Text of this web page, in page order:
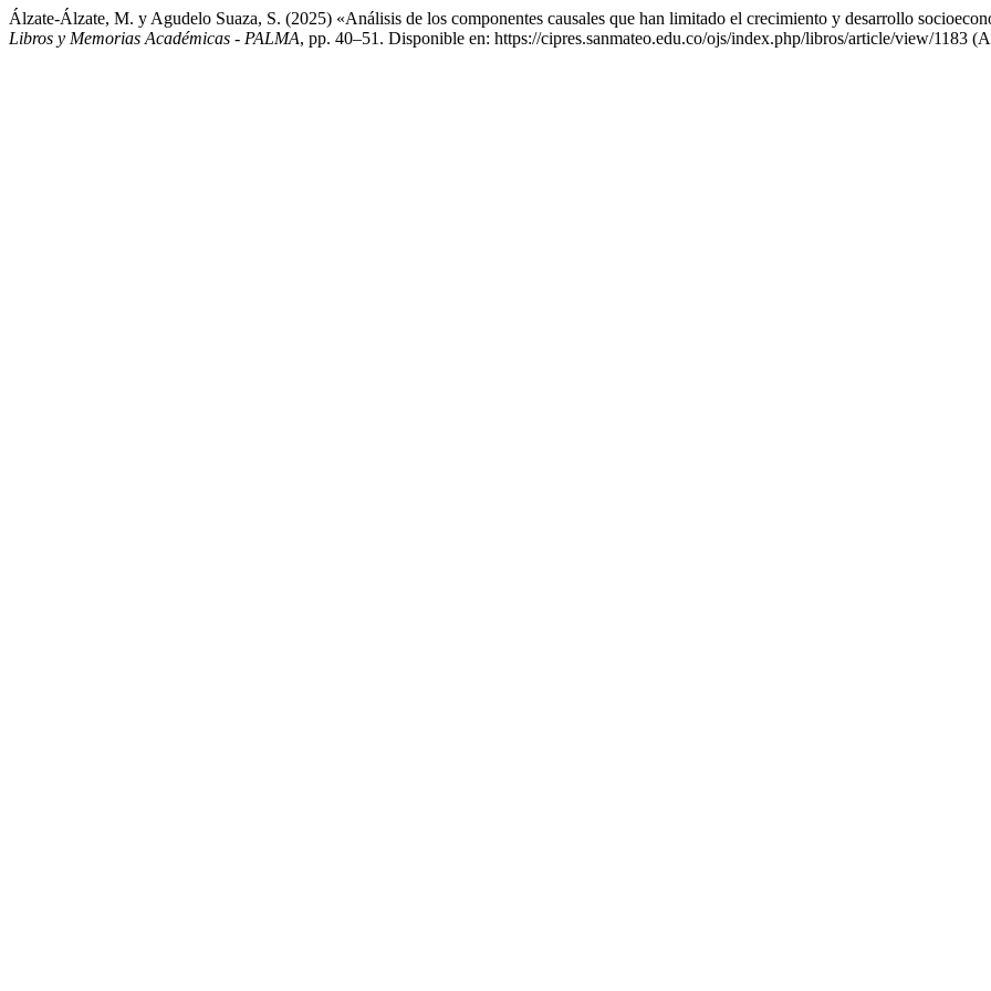
Álzate-Álzate, M. y Agudelo Suaza, S. (2025) «Análisis de los componentes causales que han limitado el crecimiento y desarrollo
Libros y Memorias Académicas - PALMA, pp. 40–51. Disponible en: https://cipres.sanmateo.edu.co/ojs/index.php/libros/article/view/1183